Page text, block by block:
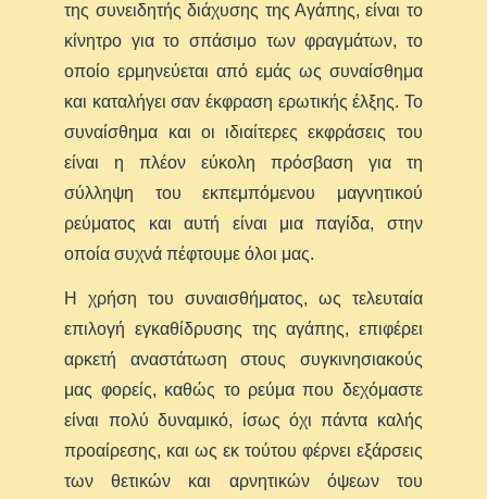
της συνειδητής διάχυσης της Αγάπης, είναι το
κίνητρο για το σπάσιμο των φραγμάτων, το
οποίο ερμηνεύεται από εμάς ως συναίσθημα
και καταλήγει σαν έκφραση ερωτικής έλξης. Το
συναίσθημα και οι ιδιαίτερες εκφράσεις του
είναι η πλέον εύκολη πρόσβαση για τη
σύλληψη του εκπεμπόμενου μαγνητικού
ρεύματος και αυτή είναι μια παγίδα, στην
οποία συχνά πέφτουμε όλοι μας.
Η χρήση του συναισθήματος, ως τελευταία
επιλογή εγκαθίδρυσης της αγάπης, επιφέρει
αρκετή αναστάτωση στους συγκινησιακούς
μας φορείς, καθώς το ρεύμα που δεχόμαστε
είναι πολύ δυναμικό, ίσως όχι πάντα καλής
προαίρεσης, και ως εκ τούτου φέρνει εξάρσεις
των θετικών και αρνητικών όψεων του